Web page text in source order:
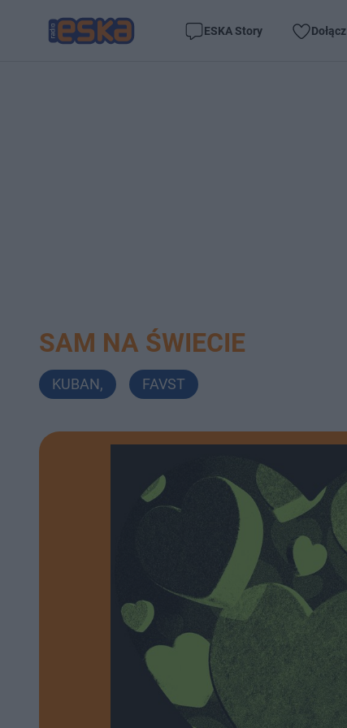
ESKA Story Dołącz
SAM NA ŚWIECIE
KUBAN, FAVST